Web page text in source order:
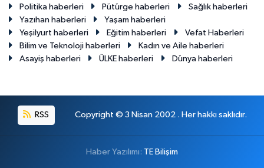
Politika haberleri
Pütürge haberleri
Sağlık haberleri
Yazıhan haberleri
Yaşam haberleri
Yeşilyurt haberleri
Eğitim haberleri
Vefat Haberleri
Bilim ve Teknoloji haberleri
Kadın ve Aile haberleri
Asayiş haberleri
ÜLKE haberleri Dünya haberleri
RSS Copyright © 3 Nisan 2002 . Her hakkı saklıdır.
Haber Yazılımı: TE Bilişim